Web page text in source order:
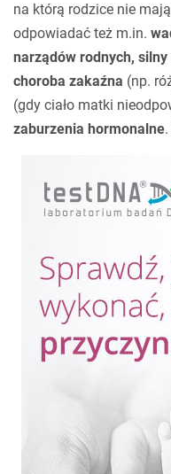
na którą rodzice nie
odpowiadać też m.in.
narządów rodnych,
choroba zakaźna (np.
(gdy ciało matki
zaburzenia hormonalne